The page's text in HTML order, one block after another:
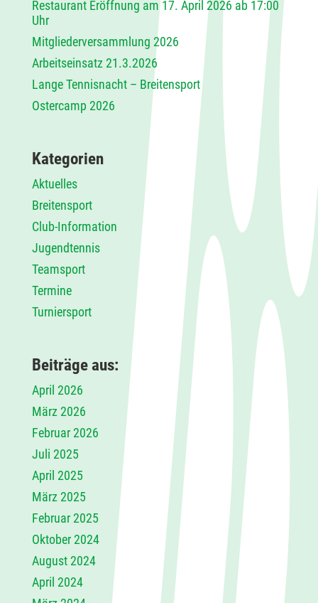
Restaurant Eröffnung am 17. April 2026 ab 17:00
Uhr
Mitgliederversammlung 2026
Arbeitseinsatz 21.3.2026
Lange Tennisnacht – Breitensport
Ostercamp 2026
Kategorien
Aktuelles
Breitensport
Club-Information
Jugendtennis
Teamsport
Termine
Turniersport
Beiträge aus:
April 2026
März 2026
Februar 2026
Juli 2025
April 2025
März 2025
Februar 2025
Oktober 2024
August 2024
April 2024